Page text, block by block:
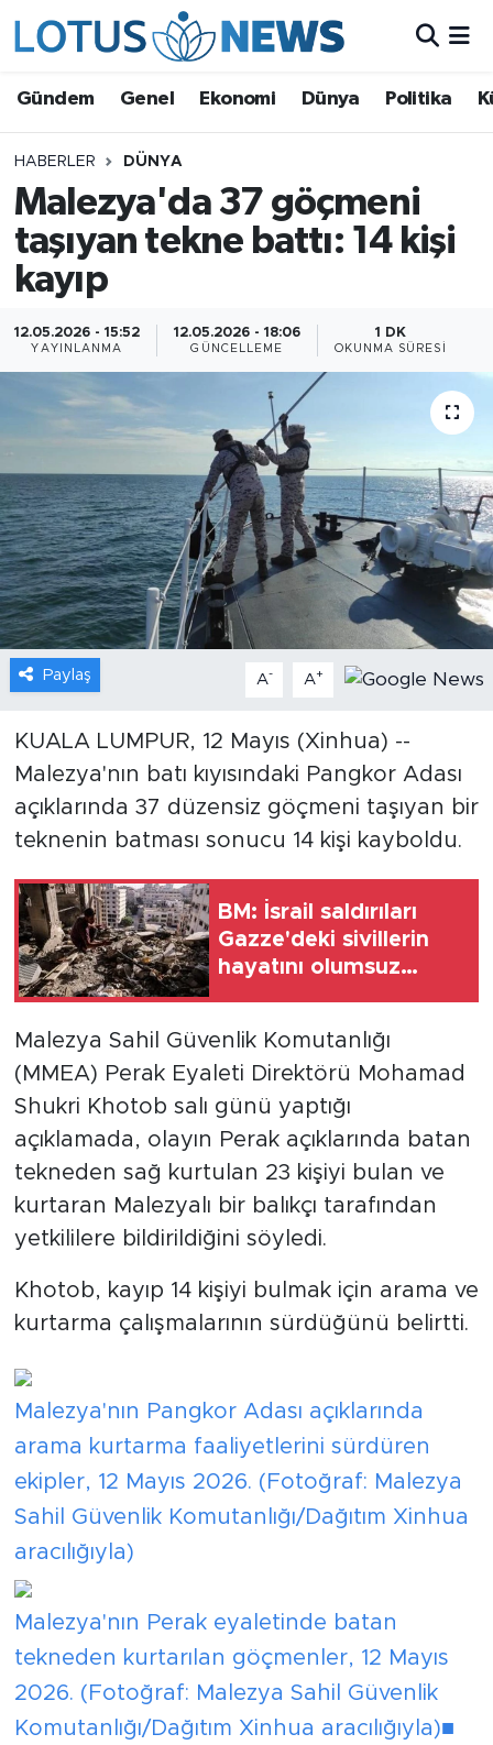
Gündem Genel Ekonomi Dünya Politika
HABERLER DÜNYA
Malezya'da 37 göçmeni
taşıyan tekne battı: 14 kişi
kayıp
12.05.2026 - 15:52
YAYINLANMA
12.05.2026 - 18:06
GÜNCELLEME
1 DK
OKUNMA SÜRESI
Paylaş A- A+
KUALA LUMPUR, 12 Mayıs (Xinhua) --
Malezya'nın batı kıyısındaki Pangkor Adası
açıklarında 37 düzensiz göçmeni taşıyan bir
teknenin batması sonucu 14 kişi kayboldu.
BM: İsrail saldırıları
Gazze'deki sivillerin
hayatını olumsuz
Malezya Sahil Güvenlik Komutanlığı
(MMEA) Perak Eyaleti Direktörü Mohamad
Shukri Khotob salı günü yaptığı
açıklamada, olayın Perak açıklarında batan
tekneden sağ kurtulan 23 kişiyi bulan ve
kurtaran Malezyalı bir balıkçı tarafından
yetkililere bildirildiğini söyledi.
Khotob, kayıp 14 kişiyi bulmak için arama ve
kurtarma çalışmalarının sürdüğünü belirtti.
Malezya'nın Pangkor Adası açıklarında
arama kurtarma faaliyetlerini sürdüren
ekipler, 12 Mayıs 2026. (Fotoğraf: Malezya
Sahil Güvenlik Komutanlığı/Dağıtım Xinhua
aracılığıyla)
Malezya'nın Perak eyaletinde batan
tekneden kurtarılan göçmenler, 12 Mayıs
2026. (Fotoğraf: Malezya Sahil Güvenlik
Komutanlığı/Dağıtım Xinhua aracılığıyla)■
Ekonomi
Dünya
Politika
Bilim ve Teknoloji
Çin Fuarları
Gündem
Video
Sağlık
Xinhua Türkiye